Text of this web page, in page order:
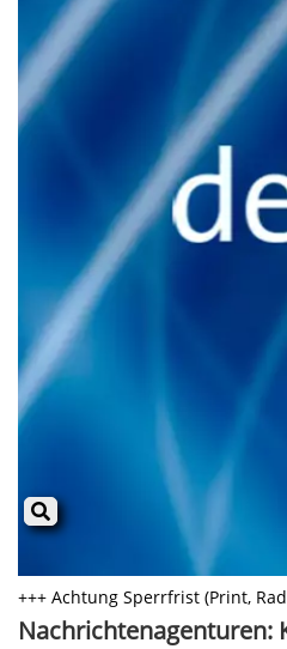
+++ Achtung Sperrfrist (Print,